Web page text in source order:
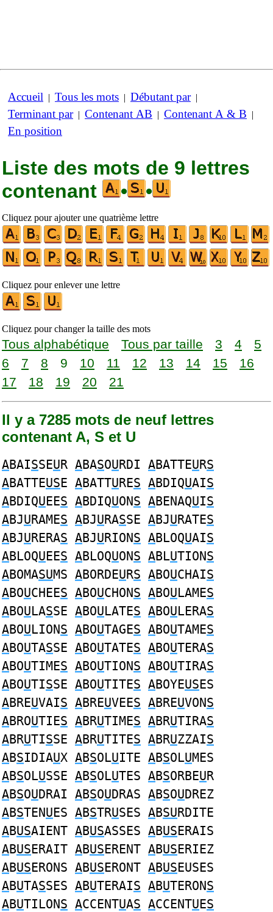
Accueil | Tous les mots | Débutant par|
Terminant par| Contenant AB | Contenant A & B |
En position
Liste des mots de 9 lettres
contenant
• •
Cliquez pour ajouter une quatrième lettre
Cliquez pour enlever une lettre
Cliquez pour changer la taille des mots
Tous alphabétique Tous par taille 3 4
5
6
7 8 9 10 11 12 13 14 15
16
17
18 19 20 21
Il y a 7285 mots de neuf lettres
contenant A, S et U
ABAISSEUR ABASOURDI ABATTEURS
ABATTEUSE ABATTURES ABDIQUAIS
ABDIQUEES ABDIQUONS ABENAQUIS
ABJURAMES ABJURASSE ABJURATES
ABJURERAS ABJURIONS ABLOQUAIS
ABLOQUEES ABLOQUONS ABLUTIONS
ABOMASUMS ABORDEURS ABOUCHAIS
ABOUCHEES ABOUCHONS ABOULAMES
ABOULASSE ABOULATES ABOULERAS
ABOULIONS ABOUTAGES ABOUTAMES
ABOUTASSE ABOUTATES ABOUTERAS
ABOUTIMES ABOUTIONS ABOUTIRAS
ABOUTISSE ABOUTITES ABOYEUSES
ABREUVAIS ABREUVEES ABREUVONS
ABROUTIES ABRUTIMES ABRUTIRAS
ABRUTISSE ABRUTITES ABRUZZAIS
ABSIDIAUX ABSOLUITE ABSOLUMES
ABSOLUSSE ABSOLUTES ABSORBEUR
ABSOUDRAI ABSOUDRAS ABSOUDREZ
ABSTENUES ABSTRUSES ABSURDITE
ABUSAIENT ABUSASSES ABUSERAIS
ABUSERAIT ABUSERENT ABUSERIEZ
ABUSERONS ABUSERONT ABUSEUSES
ABUTASSES ABUTERAIS ABUTERONS
ABUTILONS ACCENTUAS ACCENTUES